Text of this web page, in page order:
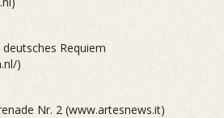
Requiem
)
Nr. 2 (www.artesnews.it)